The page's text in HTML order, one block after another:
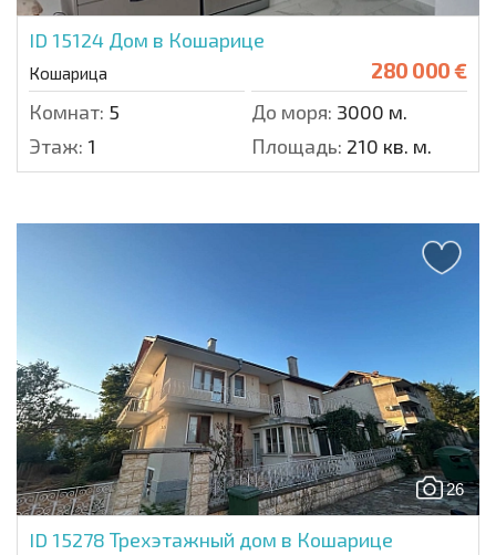
ID 15124 Дом в Кошарице
Кошарица 280 000 €
Комнат: 5 До моря: 3000 м.
Этаж: 1 Площадь: 210 кв. м.
26
ID 15278 Трехэтажный дом в Кошарице